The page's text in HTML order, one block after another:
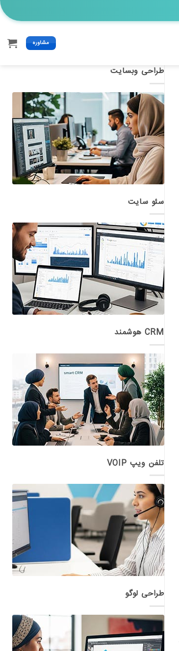
مشاوره
طراحی وبسایت
سئو سایت
CRM هوشمند
تلفن ویپ VOIP
طراحی لوگو